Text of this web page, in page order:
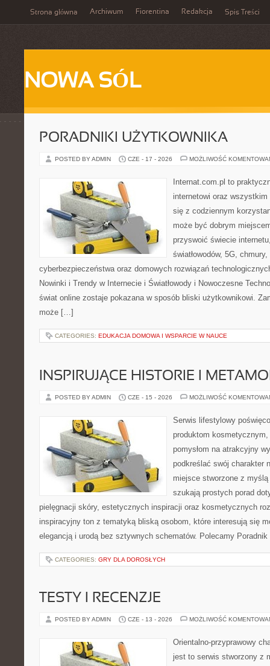
Strona główna Archiwum Fiorentina Redakcja Spis Treści
NOWA SÓL
PORADNIKI UŻYTKOWNIKA
POSTED BY ADMIN CZE - 17 - 2026 MOŻLIWOŚĆ
Internat.com.pl to
internetowi oraz
się z codziennym
może być dobrym
przyswoić świecie
światłowodów, 5G,
cyberbezpieczeństwa oraz domowych rozwiązań
Nowinki i Trendy w Internecie i Światłowody i Nowoczesne
świat online zostaje pokazana w sposób bliski użytkownikowi.
może […]
CATEGORIES: EDUKACJA DOMOWA I WSPARCIE W NAUCE
INSPIRUJĄCE HISTORIE I
POSTED BY ADMIN CZE - 15 - 2026 MOŻLIWOŚĆ
Serwis lifestylowy
produktom
pomysłom na atrakcyjny
podkreślać swój charakter
miejsce stworzone z
szukają prostych porad
pielęgnacji skóry, estetycznych inspiracji oraz kosmetycznych
inspiracyjny ton z tematyką bliską osobom, które interesują się
elegancją i urodą bez sztywnych schematów. Polecamy
CATEGORIES: GRY DLA DOROSŁYCH
TESTY I RECENZJE
POSTED BY ADMIN CZE - 13 - 2026 MOŻLIWOŚĆ
Orientalno-przyprawowy
jest to serwis stworzony z